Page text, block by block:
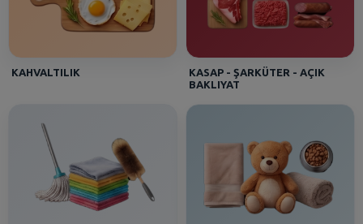
KAHVALTILIK
KASAP - ŞARKÜTER - AÇIK
BAKLIYAT